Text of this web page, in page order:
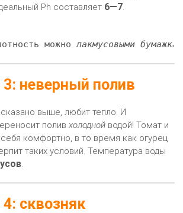
Ph составляет 6—7
можно лакмусовыми
неверный полив
выше, любит тепло. И
полив холодной водой! Томат и
комфортно, в то время как огурец
таких условий. Температура воды
сквозняк